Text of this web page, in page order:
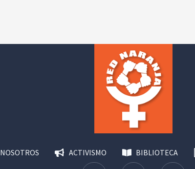
NOSOTROS ACTIVISMO BIBLIOTECA